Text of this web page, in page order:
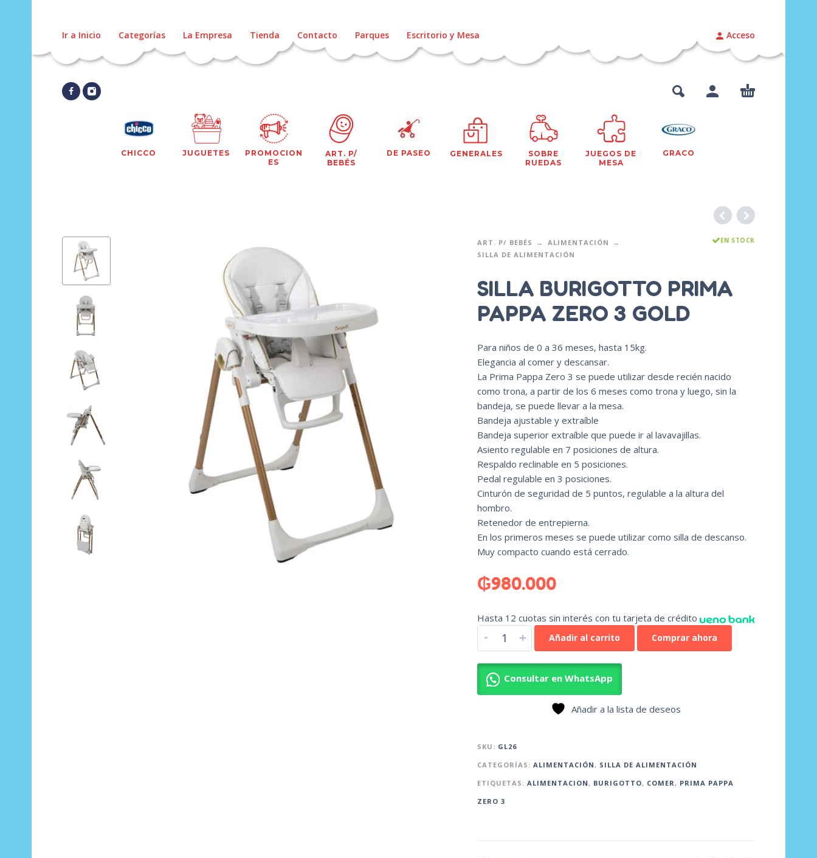
Ir a Inicio Categorías La Empresa Tienda Contacto Parques Escritorio y Mesa Acceso
CHICCO JUGUETES
PROMOCION
ES
ART. P/
BEBÉS
DE PASEO GENERALES
SOBRE
RUEDAS
JUEGOS DE
MESA
GRACO
ART. P/ BEBÉS
ALIMENTACIÓN
SILLA DE ALIMENTACIÓN
EN STOCK
SILLA BURIGOTTO PRIMA
PAPPA ZERO 3 GOLD
Para niños de 0 a 36 meses, hasta 15kg.
Elegancia al comer y descansar.
La Prima Pappa Zero 3 se puede utilizar desde recién nacido
como trona, a partir de los 6 meses como trona y luego, sin la
bandeja, se puede llevar a la mesa.
Bandeja ajustable y extraíble
Bandeja superior extraíble que puede ir al lavavajillas.
Asiento regulable en 7 posiciones de altura.
Respaldo reclinable en 5 posiciones.
Pedal regulable en 3 posiciones.
Cinturón de seguridad de 5 puntos, regulable a la altura del
hombro.
Retenedor de entrepierna.
En los primeros meses se puede utilizar como silla de descanso.
Muy compacto cuando está cerrado.
₲980.000
Hasta 12 cuotas sin interés con tu tarjeta de crédito
- + Añadir al carrito Comprar ahora
Consultar en WhatsApp
Añadir a la lista de deseos
SKU: GL26
CATEGORÍAS: ALIMENTACIÓN, SILLA DE ALIMENTACIÓN
ETIQUETAS: ALIMENTACION, BURIGOTTO, COMER, PRIMA PAPPA
ZERO 3